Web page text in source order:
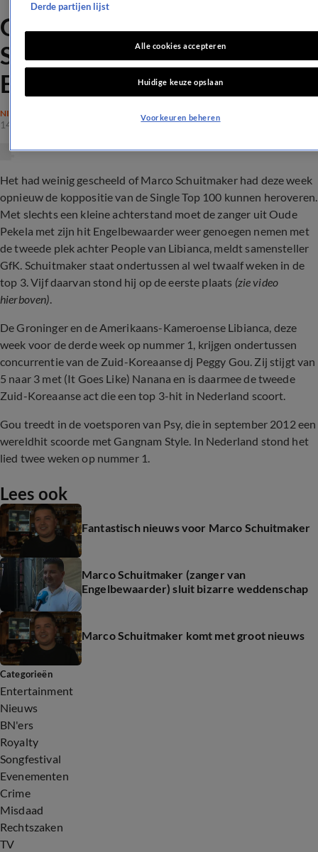
Grote mijlpaal voor Marco
Schuitmaker en zijn hit
Engelbewaarder
NIEUWS
14 juli 2023, 20:18
Het had weinig gescheeld of Marco Schuitmaker had deze week
opnieuw de koppositie van de Single Top 100 kunnen heroveren.
Met slechts een kleine achterstand moet de zanger uit Oude
Pekela met zijn hit Engelbewaarder weer genoegen nemen met
de tweede plek achter People van Libianca, meldt samensteller
GfK. Schuitmaker staat ondertussen al wel twaalf weken in de
top 3. Vijf daarvan stond hij op de eerste plaats (zie video
hierboven).
De Groninger en de Amerikaans-Kameroense Libianca, deze
week voor de derde week op nummer 1, krijgen ondertussen
concurrentie van de Zuid-Koreaanse dj Peggy Gou. Zij stijgt van
5 naar 3 met (It Goes Like) Nanana en is daarmee de tweede
Zuid-Koreaanse act die een top 3-hit in Nederland scoort.
Gou treedt in de voetsporen van Psy, die in september 2012 een
wereldhit scoorde met Gangnam Style. In Nederland stond het
lied twee weken op nummer 1.
Lees ook
Fantastisch nieuws voor Marco Schuitmaker
Marco Schuitmaker (zanger van
Engelbewaarder) sluit bizarre weddenschap
Marco Schuitmaker komt met groot nieuws
Categorieën
Entertainment
Nieuws
BN'ers
Royalty
Songfestival
Evenementen
Crime
Misdaad
Rechtszaken
TV
Derde partijen lijst
Alle cookies accepteren
Huidige keuze opslaan
Voorkeuren beheren